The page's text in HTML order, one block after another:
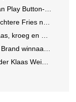
tot Grand Prix-stem
correspondent
en Oranjegekte
Turennout (Zeeman)
zeilen naar de VS